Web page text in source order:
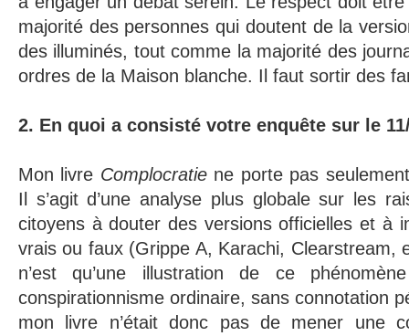
majorité des personnes qui doutent de la
des illuminés, tout comme la majorité des
ordres de la Maison blanche. Il faut sortir des
2. En quoi a consisté votre enquête sur le
Mon livre Complocratie ne porte pas
Il s’agit d’une analyse plus globale sur les
citoyens à douter des versions officielles et à
vrais ou faux (Grippe A, Karachi, Clearstream,
n’est qu’une illustration de ce
conspirationnisme ordinaire, sans connotation
mon livre n’était donc pas de mener une